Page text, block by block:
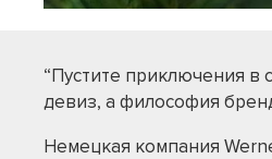
“Пустите приключения в
девиз, а философия
Немецкая компания